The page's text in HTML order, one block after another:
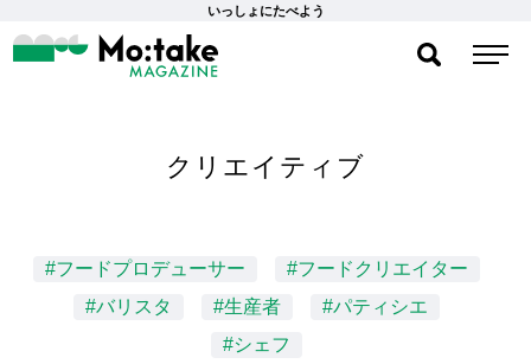
いっしょにたべよう
クリエイティブ
#フードプロデューサー
#フードクリエイター
#バリスタ
#生産者
#パティシエ
#シェフ